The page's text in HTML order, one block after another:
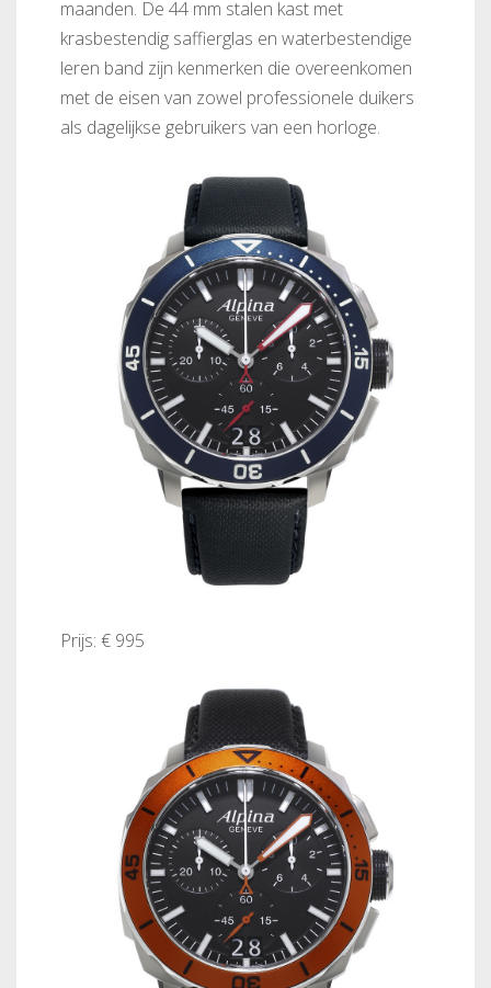
maanden. De 44 mm stalen kast met
krasbestendig saffierglas en waterbestendige
leren band zijn kenmerken die overeenkomen
met de eisen van zowel professionele duikers
als dagelijkse gebruikers van een horloge.
Prijs: € 995